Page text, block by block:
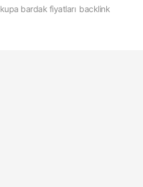
kupa bardak fiyatları backlink